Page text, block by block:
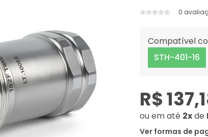
0
R$
ouem até 2xde
Ver formas de
Compatível
STH-401-16